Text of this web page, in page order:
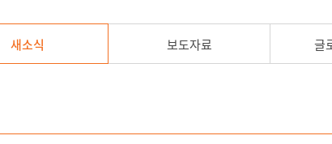
새소식 보도자료 글